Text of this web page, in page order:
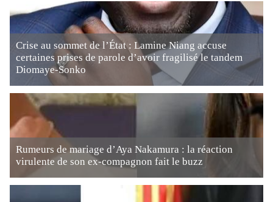
Crise au sommet de l’État : Lamine Niang accuse
certaines prises de parole d’avoir fragilisé le tandem
Diomaye-Sonko
Rumeurs de mariage d’Aya Nakamura : la réaction
virulente de son ex-compagnon fait le buzz